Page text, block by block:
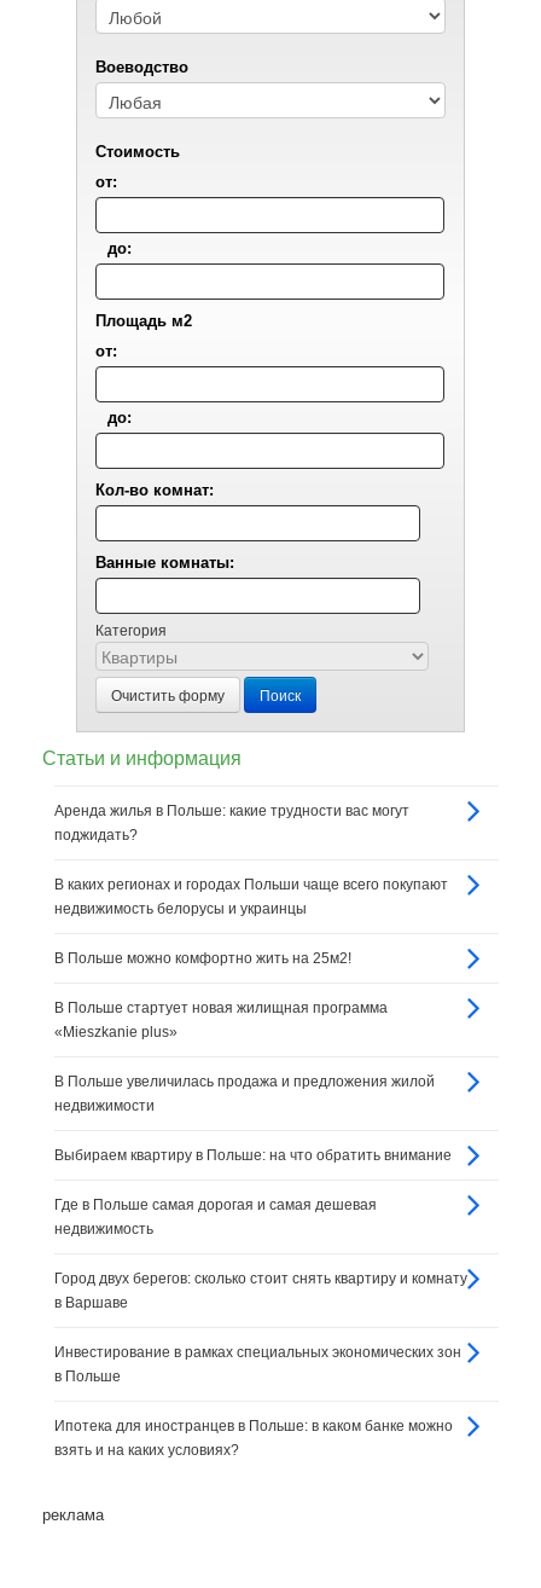
Воеводствo
Стоимость
от:
до:
Площадь м2
от:
до:
Кол-во комнат:
Ванные комнаты:
Категория
Очистить форму Поиск
Статьи и информация
Аренда жилья в Польше: какие трудности вас могут
поджидать?
В каких регионах и городах Польши чаще всего покупают
недвижимость белорусы и украинцы
В Польше можно комфортно жить на 25м2!
В Польше стартует новая жилищная программа
«Mieszkanie plus»
В Польше увеличилась продажа и предложения жилой
недвижимости
Выбираем квартиру в Польше: на что обратить внимание
Где в Польше самая дорогая и самая дешевая
недвижимость
Город двух берегов: сколько стоит снять квартиру и комнату
в Варшаве
Инвестирование в рамках специальных экономических зон
в Польше
Ипотека для иностранцев в Польше: в каком банке можно
взять и на каких условиях?
реклама